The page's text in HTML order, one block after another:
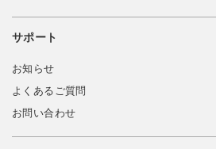
サポート
お知らせ
よくあるご質問
お問い合わせ